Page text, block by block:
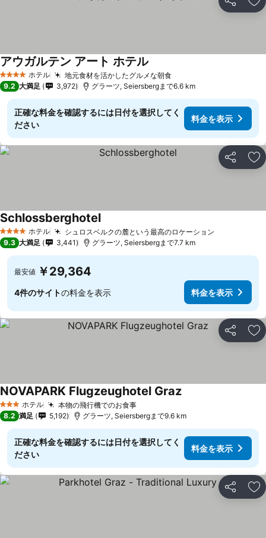
シェア お
4 ホテルのランク
ホテル 地元食材を活かしたグルメな朝食
アウガルテン アート ホテル
9.2 大満足 3,972 グラーツ, Seiersbergまで6.6 km
正確な料金を確認するには日付を選択してく
ださい
料金を表示
シェア お
4 ホテルのランク
ホテル シュロスベルクの麓という最高のロケーション
Schlossberghotel
9.3 大満足 3,441 グラーツ, Seiersbergまで7.7 km
最安値 ￥29,364
4件のサイトの料金を表示 料金を表示
シェア お
3 ホテルのランク
ホテル 本物の飛行機でのお食事
NOVAPARK Flugzeughotel Graz
8.2 満足 5,192 グラーツ, Seiersbergまで9.6 km
正確な料金を確認するには日付を選択してく
ださい
料金を表示
シェア お